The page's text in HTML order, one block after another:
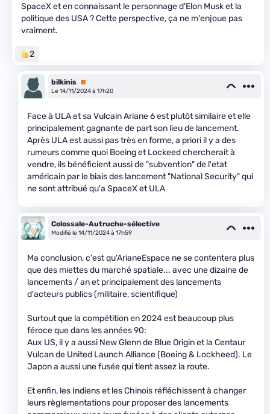
SpaceX et en connaissant le personnage d'Elon Musk et la
politique des USA ? Cette perspective, ça ne m'enjoue pas
vraiment.
2
bilkinis Premium
Le 14/11/2024 à 17h20
Face à ULA et sa Vulcain Ariane 6 est plutôt similaire et elle
principalement gagnante de part son lieu de lancement.
Après ULA est aussi pas très en forme, a priori il y a des
rumeurs comme quoi Boeing et Lockeed chercherait à
vendre, ils bénéficient aussi de "subvention" de l'etat
américain par le biais des lancement "National Security" qui
ne sont attribué qu'a SpaceX et ULA
Colossale-Autruche-sélective
Modifié le 14/11/2024 à 17h59
Ma conclusion, c'est qu'ArianeEspace ne se contentera plus
que des miettes du marché spatiale... avec une dizaine de
lancements / an et principalement des lancements
d'acteurs publics (militaire, scientifique)
Surtout que la compétition en 2024 est beaucoup plus
féroce que dans les années 90:
Aux US, il y a aussi New Glenn de Blue Origin et la Centaur
Vulcan de United Launch Alliance (Boeing & Lockheed). Le
Japon a aussi une fusée qui tient assez la route.
Et enfin, les Indiens et les Chinois réfléchissent à changer
leurs règlementations pour proposer des lancements